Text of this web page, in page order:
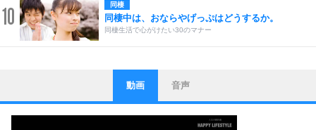
10 同棲
同棲中は、おならやげっぷはどうするか。
同棲生活で心がけたい30のマナー
1
ストレス対策
他人と比べない。
いっそのこと、他人を見ない。
いらいらしない人になる30の方法
動画 音声